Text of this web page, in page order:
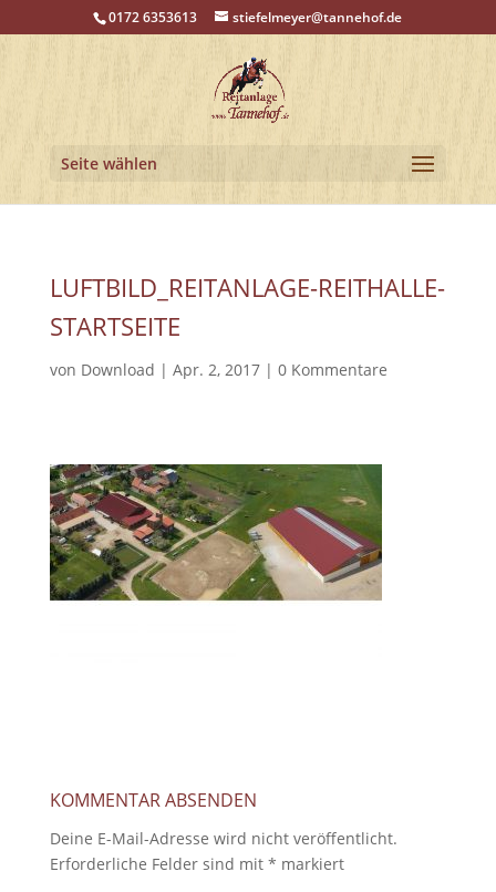
0172 6353613 stiefelmeyer@tannehof.de
Seite wählen
LUFTBILD_REITANLAGE-REITHALLE-
STARTSEITE
von Download | Apr. 2, 2017| 0 Kommentare
KOMMENTAR ABSENDEN
Deine E-Mail-Adresse wird nicht veröffentlicht.
Erforderliche Felder sind mit * markiert